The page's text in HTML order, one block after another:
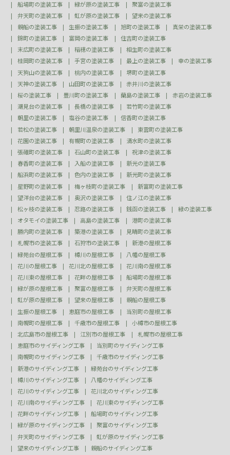
船場町の塗装工事
緑が原の塗装工事
聚富の塗装工事
弁天町の塗装工事
虹が原の塗装工事
望来の塗装工事
親船の塗装工事
生振の塗装工事 旭町の塗装工事
真栄の塗装工事
錦町の塗装工事
富岡の塗装工事
住吉町の塗装工事
末広町の塗装工事
稲穂の塗装工事
相生町の塗装工事
桂岡町の塗装工事
手宮の塗装工事 最上の塗装工事
幸の塗装工事
天狗山の塗装工事
桃内の塗装工事
堺町の塗装工事
天神の塗装工事
山田町の塗装工事
赤井川の塗装工事
桜の塗装工事
豊川町の塗装工事 蘭島の塗装工事
赤岩の塗装工事
潮見台の塗装工事
長橋の塗装工事
若竹町の塗装工事
朝里の塗装工事
塩谷の塗装工事
信香町の塗装工事
若松の塗装工事
朝里川温泉の塗装工事
東雲町の塗装工事
花園の塗装工事
有幌町の塗装工事
清水町の塗装工事
張碓町の塗装工事
石山町の塗装工事
祝津の塗装工事
春香町の塗装工事
入船の塗装工事
新光の塗装工事
船浜町の塗装工事
色内の塗装工事
新光町の塗装工事
星野町の塗装工事
梅ヶ枝町の塗装工事
新富町の塗装工事
望洋台の塗装工事
奥沢の塗装工事
住ノ江の塗装工事
松ヶ枝の塗装工事
忍路の塗装工事 銭函の塗装工事
緑の塗装工事
オタモイの塗装工事
高島の塗装工事
港町の塗装工事
勝内町の塗装工事
築港の塗装工事
見晴町の塗装工事
札幌市の塗装工事
石狩市の塗装工事
新港の屋根工事
緑苑台の屋根工事
樽川の屋根工事
八幡の屋根工事
花川の屋根工事
花川北の屋根工事
花川南の屋根工事
花川東の屋根工事
花畔の屋根工事
船場町の屋根工事
緑が原の屋根工事
聚富の屋根工事
弁天町の屋根工事
虹が原の屋根工事
望来の屋根工事
親船の屋根工事
生振の屋根工事
恵庭市の屋根工事
当別町の屋根工事
南幌町の屋根工事
千歳市の屋根工事
小樽市の屋根工事
北広島市の屋根工事
江別市の屋根工事
札幌市の屋根工事
恵庭市のサイディング工事
当別町のサイディング工事
南幌町のサイディング工事
千歳市のサイディング工事
新港のサイディング工事
緑苑台のサイディング工事
樽川のサイディング工事
八幡のサイディング工事
花川のサイディング工事
花川北のサイディング工事
花川南のサイディング工事
花川東のサイディング工事
花畔のサイディング工事
船場町のサイディング工事
緑が原のサイディング工事
聚富のサイディング工事
弁天町のサイディング工事
虹が原のサイディング工事
望来のサイディング工事
親船のサイディング工事